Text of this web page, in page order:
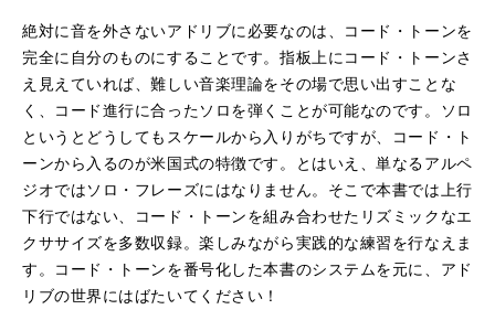
絶対に音を外さないアドリブに必要なのは、コード・トーンを
完全に自分のものにすることです。指板上にコード・トーンさ
え見えていれば、難しい音楽理論をその場で思い出すことな
く、コード進行に合ったソロを弾くことが可能なのです。ソロ
というとどうしてもスケールから入りがちですが、コード・ト
ーンから入るのが米国式の特徴です。とはいえ、単なるアルペ
ジオではソロ・フレーズにはなりません。そこで本書では上行
下行ではない、コード・トーンを組み合わせたリズミックなエ
クササイズを多数収録。楽しみながら実践的な練習を行なえま
す。コード・トーンを番号化した本書のシステムを元に、アド
リブの世界にはばたいてください！